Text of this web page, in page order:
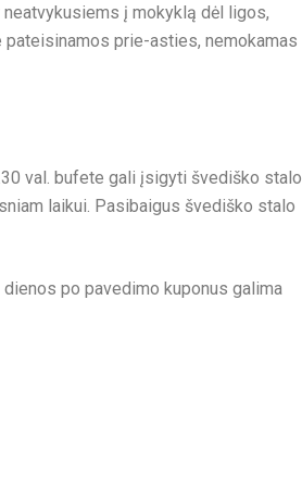
į mokyklą dėl ligos,
prie-asties, nemokamas
val. bufete gali įsigyti švediško stalo
laikui. Pasibaigus švediško stalo
po pavedimo kuponus galima